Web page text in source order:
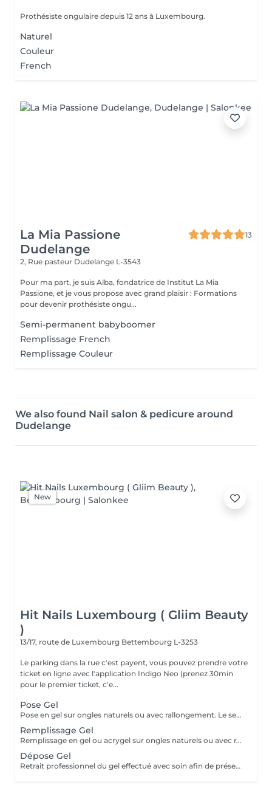
Prothésiste ongulaire depuis 12 ans à Luxembourg.
Naturel
Couleur
French
La Mia Passione
Dudelange
13
2, Rue pasteur Dudelange L-3543
Pour ma part, je suis Alba, fondatrice de Institut La Mia
Passione, et je vous propose avec grand plaisir : Formations
pour devenir prothésiste ongu...
Semi-permanent babyboomer
Remplissage French
Remplissage Couleur
We also found Nail salon & pedicure around
Dudelange
New
Hit Nails Luxembourg ( Gliim Beauty
)
13/17, route de Luxembourg Bettembourg L-3253
Le parking dans la rue c'est payent, vous pouvez prendre votre
ticket en ligne avec l'application Indigo Neo (prenez 30min
pour le premier ticket, c'e...
Pose Gel
Pose en gel sur ongles naturels ou avec rallongement. Le service comprend la manucure russe, la construction complète en gel, l'architecture adaptée à l'ongle et une finition lisse et résistante.
Remplissage Gel
Remplissage en gel ou acrygel sur ongles naturels ou avec rallongement existant. Le service comprend la manucure russe, la correction de l'architecture, le renforcement de la structure en gel et une finition lisse, uniforme et résistante.
Dépose Gel
Retrait professionnel du gel effectué avec soin afin de préserver l'ongle naturel. Le service comprend la manucure russe, la mise en forme de l'ongle et une pose de vernis traditionnel transparent, pour une finition propre, soignée et naturelle.